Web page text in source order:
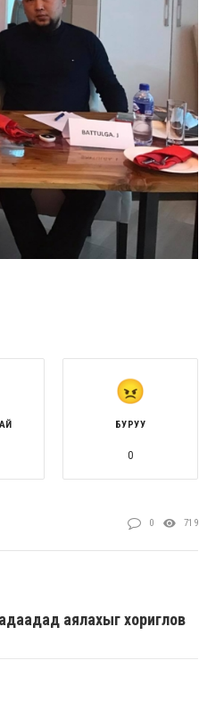
БУРУУ
0
0 719
аялахыг хориглов